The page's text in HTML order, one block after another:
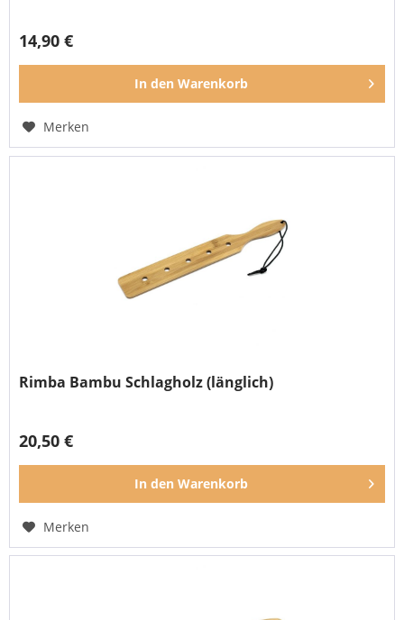
14,90 €
In den Warenkorb
Merken
Rimba Bambu Schlagholz (länglich)
20,50 €
In den Warenkorb
Merken